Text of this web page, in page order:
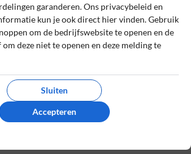
in een sfeervol Fins huisje,
door Mokki Travel.
veel inspiratie op de site en
gecontroleerd en goedgekeurd.
garanderen. Ons privacybeleid en
kun je ook direct hier vinden. Gebruik
om de bedrijfswebsite te openen en de
deze niet te openen en deze melding te
Sluiten
Accepteren